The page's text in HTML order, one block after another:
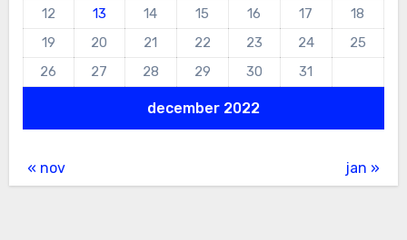
december 2022
12
13 14 15 16 17
18
19
20 21 22 23 24
25
26
27 28 29 30 31
« nov jan »